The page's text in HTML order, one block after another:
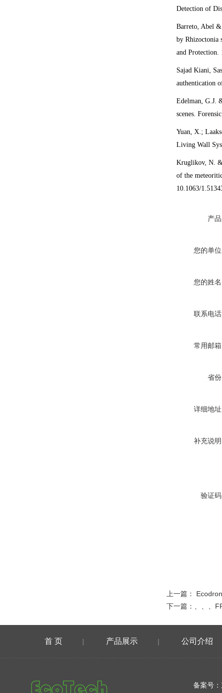
Detection of
Barreto, Abel
by Rhizoctonia
and Protection.
Sajad Kiani,
authentication
Edelman, G.J.
scenes.
Yuan, X.;
Living Wall
Kruglikov, N.
of the
10.1063/
产
您的单
您的姓
联系电
常用邮
省
详细地
补充说
验证
上一篇：
下一篇：
、、、
首 页 | 产品展示 | 公司介绍
备案号：